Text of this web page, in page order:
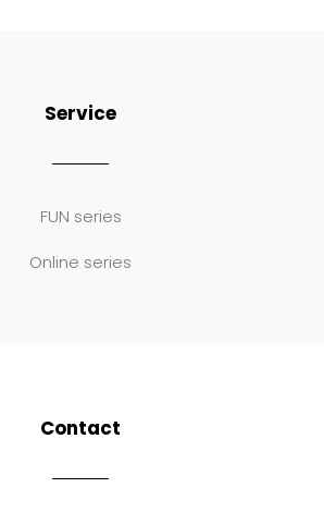
Service
FUN series
Online series
Contact